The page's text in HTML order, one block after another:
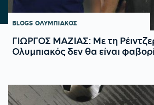
BLOGS ΟΛΥΜΠΙΑΚΟΣ
ΓΙΩΡΓΟΣ ΜΑΖΙΑΣ: Με τη
Ολυμπιακός δεν θα είναι